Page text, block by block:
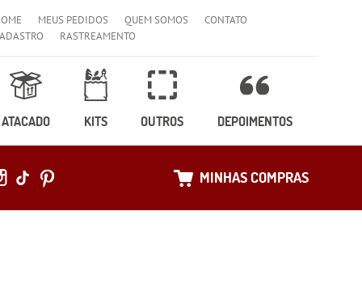
MEUS PEDIDOS QUEM SOMOS
CONTATO
RASTREAMENTO
ATACADO KITS OUTROS DEPOIMENTOS
MINHAS COMPRAS